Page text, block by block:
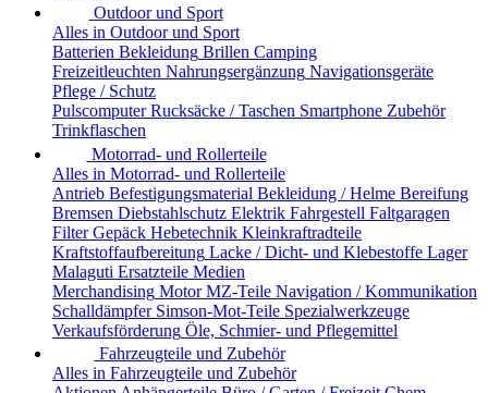
Outdoor und Sport
Alles in Outdoor und Sport
Batterien Bekleidung Brillen Camping
Freizeitleuchten Nahrungsergänzung Navigationsgeräte
Pflege / Schutz
Pulscomputer Rucksäcke / Taschen Smartphone Zubehör
Trinkflaschen
Motorrad- und Rollerteile
Alles in Motorrad- und Rollerteile
Antrieb Befestigungsmaterial Bekleidung / Helme Bereifung
Bremsen Diebstahlschutz Elektrik Fahrgestell Faltgaragen
Filter Gepäck Hebetechnik Kleinkraftradteile
Kraftstoffaufbereitung Lacke / Dicht- und Klebestoffe Lager
Malaguti Ersatzteile Medien
Merchandising Motor MZ-Teile Navigation / Kommunikation
Schalldämpfer Simson-Mot-Teile Spezialwerkzeuge
Verkaufsförderung Öle, Schmier- und Pflegemittel
Fahrzeugteile und Zubehör
Alles in Fahrzeugteile und Zubehör